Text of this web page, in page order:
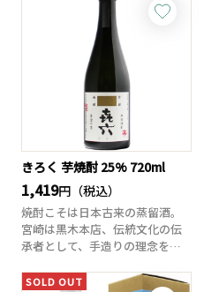
きろく 芋焼酎 25% 720ml
1,419円（税込）
焼酎こそは日本古来の蒸留酒。
宮崎は黒木本店、伝統文化の伝
承者として、手造りの理念を徹
SOLD OUT